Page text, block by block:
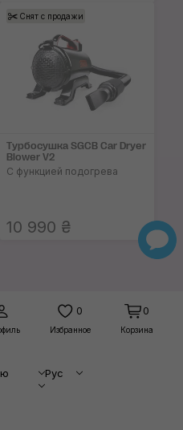
Снят с продажи
Турбосушка SGCB Car Dryer
Blower V2
C функцией подогрева
10 990 ₴
0
Избранное
0
Корзина
Рус